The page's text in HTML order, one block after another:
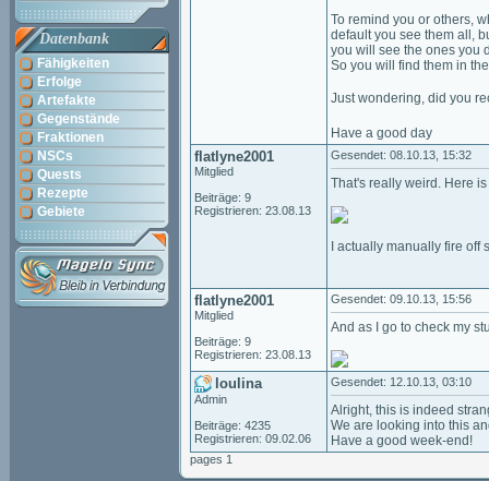
Datenbank
Fähigkeiten
Erfolge
Artefakte
Gegenstände
Fraktionen
NSCs
Quests
Rezepte
Gebiete
To remind you or others,
default you see them all,
you will see the ones you
So you will find them in
Just wondering, did you
Have a good day
flatlyne2001
Mitglied
Beiträge: 9
Registrieren: 23.08.13
Gesendet: 08.10.13, 15:32
That's really weird. Here
I actually manually fire
flatlyne2001
Mitglied
Beiträge: 9
Registrieren: 23.08.13
Gesendet: 09.10.13, 15:56
And as I go to check my
loulina
Admin
Beiträge: 4235
Registrieren: 09.02.06
Gesendet: 12.10.13, 03:10
Alright, this is indeed
We are looking into this
Have a good week-end!
pages 1